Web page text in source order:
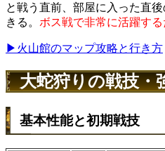
と戦う直前、部屋に入った直
きる。 ボス戦で非常に活躍する
▶火山館のマップ攻略と行き方
大蛇狩りの戦技・
基本性能と初期戦技